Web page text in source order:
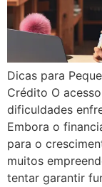
Dicas para
Crédito O
dificuldades
Embora o
para o
muitos
tentar garantir